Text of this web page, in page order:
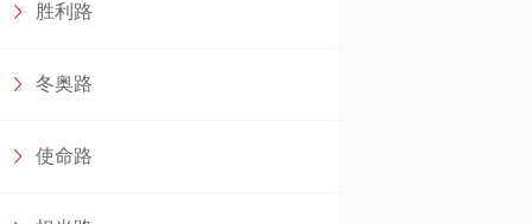
胜利路
冬奥路
使命路